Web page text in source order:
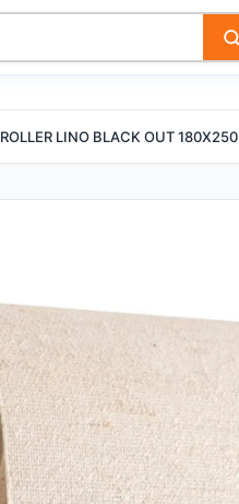
ROLLER LINO BLACK OUT 180X250